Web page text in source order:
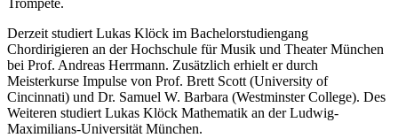
Trompete.
Derzeit studiert Lukas Klöck im Bachelorstudiengang
Chordirigieren an der Hochschule für Musik und Theater München
bei Prof. Andreas Herrmann. Zusätzlich erhielt er durch
Meisterkurse Impulse von Prof. Brett Scott (University of
Cincinnati) und Dr. Samuel W. Barbara (Westminster College). Des
Weiteren studiert Lukas Klöck Mathematik an der Ludwig-
Maximilians-Universität München.